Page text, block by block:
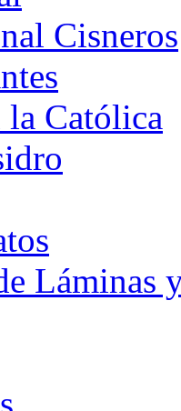
Cisneros
la Católica
Láminas